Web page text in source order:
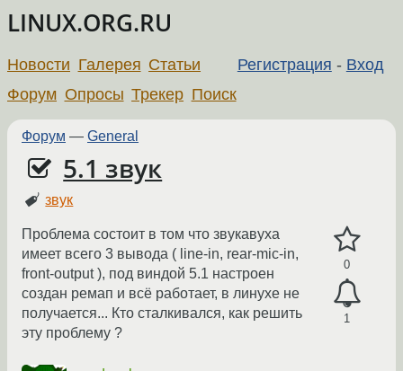
LINUX.ORG.RU
Регистрация - Вход
Новости Галерея Статьи
Форум Опросы Трекер Поиск
Форум — General
5.1 звук
звук
0
1
Проблема состоит в том что звукавуха
имеет всего 3 вывода ( line-in, rear-mic-in,
front-output ), под виндой 5.1 настроен
создан ремап и всё работает, в линухе не
получается... Кто сталкивался, как решить
эту проблему ?